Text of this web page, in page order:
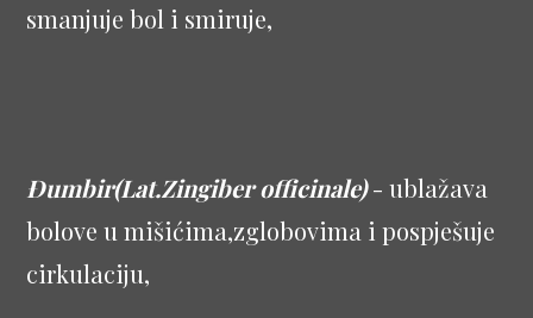
smanjuje bol i smiruje,
Đumbir(Lat.Zingiber officinale)- ublažava
bolove u mišićima,zglobovima i pospješuje
cirkulaciju,